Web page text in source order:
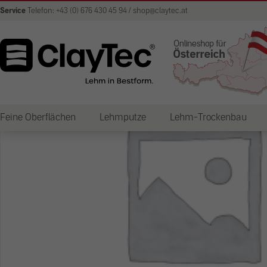
Service Telefon: +43 (0) 676 430 45 94 / shop@claytec.at
Feine Oberflächen Lehmputze Lehm-Trockenbau